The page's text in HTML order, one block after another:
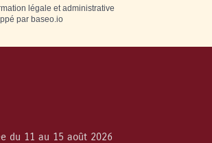
légale et administrative
par baseo.io
du 11 au 15 août 2026